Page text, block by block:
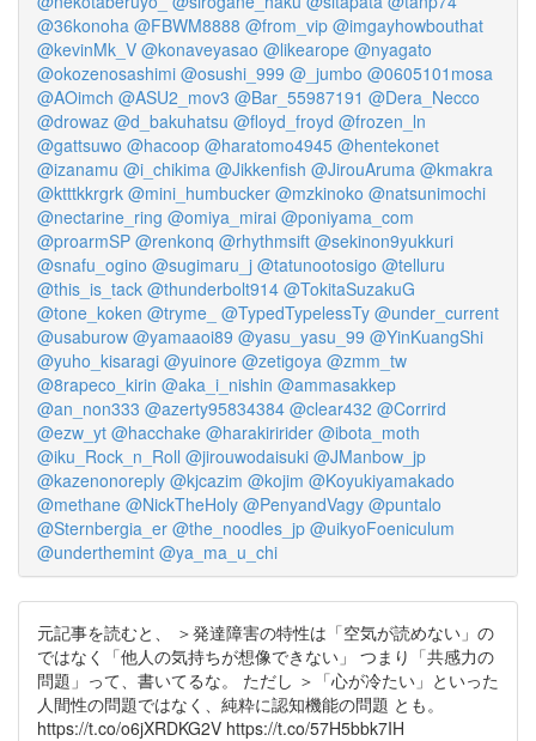
@36konoha @FBWM8888 @from_vip @imgayhowbouthat
@kevinMk_V @konaveyasao @likearope @nyagato
@okozenosashimi @osushi_999 @_jumbo @0605101mosa
@AOimch @ASU2_mov3 @Bar_55987191 @Dera_Necco
@drowaz @d_bakuhatsu @floyd_froyd @frozen_ln
@gattsuwo @hacoop @haratomo4945 @hentekonet
@izanamu @i_chikima @Jikkenfish @JirouAruma @kmakra
@ktttkkrgrk @mini_humbucker @mzkinoko @natsunimochi
@nectarine_ring @omiya_mirai @poniyama_com
@proarmSP @renkonq @rhythmsift @sekinon9yukkuri
@snafu_ogino @sugimaru_j @tatunootosigo @telluru
@this_is_tack @thunderbolt914 @TokitaSuzakuG
@tone_koken @tryme_ @TypedTypelessTy @under_current
@usaburow @yamaaoi89 @yasu_yasu_99 @YinKuangShi
@yuho_kisaragi @yuinore @zetigoya @zmm_tw
@8rapeco_kirin @aka_i_nishin @ammasakkep
@an_non333 @azerty95834384 @clear432 @Corrird
@ezw_yt @hacchake @harakiririder @ibota_moth
@iku_Rock_n_Roll @jirouwodaisuki @JManbow_jp
@kazenonoreply @kjcazim @kojim @Koyukiyamakado
@methane @NickTheHoly @PenyandVagy @puntalo
@Sternbergia_er @the_noodles_jp @uikyoFoeniculum
@underthemint @ya_ma_u_chi
元記事を読むと、 ＞発達障害の特性は「空気が読めない」の
ではなく「他人の気持ちが想像できない」 つまり「共感力の
問題」って、書いてるな。 ただし ＞「心が冷たい」といった
人間性の問題ではなく、純粋に認知機能の問題 とも。
https://t.co/o6jXRDKG2V https://t.co/57H5bbk7IH